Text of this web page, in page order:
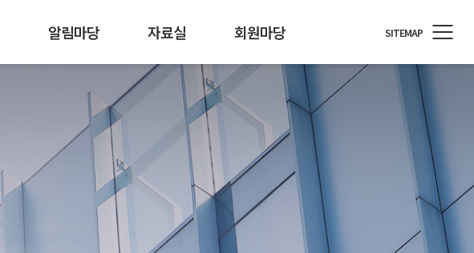
공동구매
한국소프트웨어측정원 개인정보 기술포럼
알림마당
ICT소식 뉴스레터
자료실
발간자료/행사자료 통계/정책
회원마당
회원사 소개 회원사 지원 회원사 소식
SITEMAP